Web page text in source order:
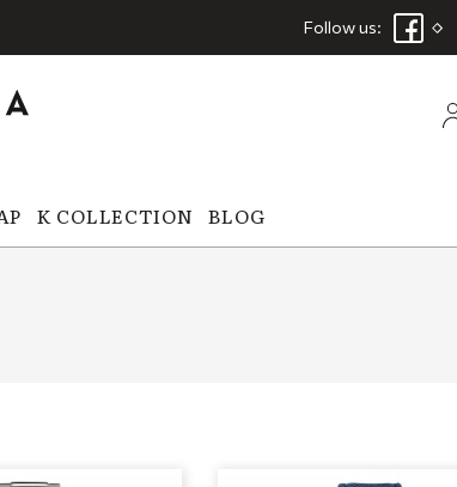
Follow us:
K COLLECTION BLOG